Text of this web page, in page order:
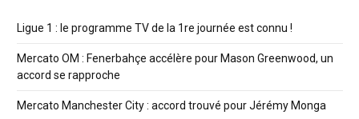
Ligue 1 : le programme TV de la 1re journée est connu !
Mercato OM : Fenerbahçe accélère pour Mason Greenwood, un
accord se rapproche
Mercato Manchester City : accord trouvé pour Jérémy Monga